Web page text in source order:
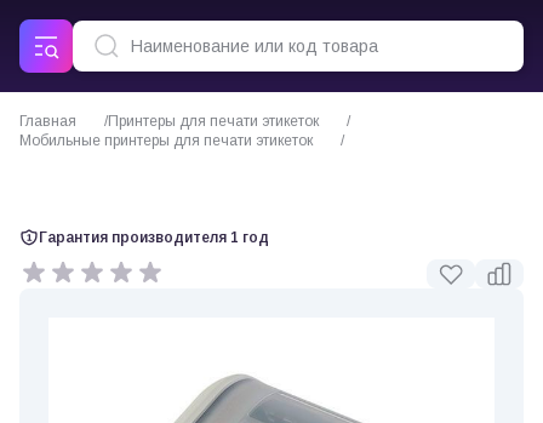
Главная
Принтеры для печати этикеток
Мобильные принтеры для печати этикеток
Гарантия производителя 1 год